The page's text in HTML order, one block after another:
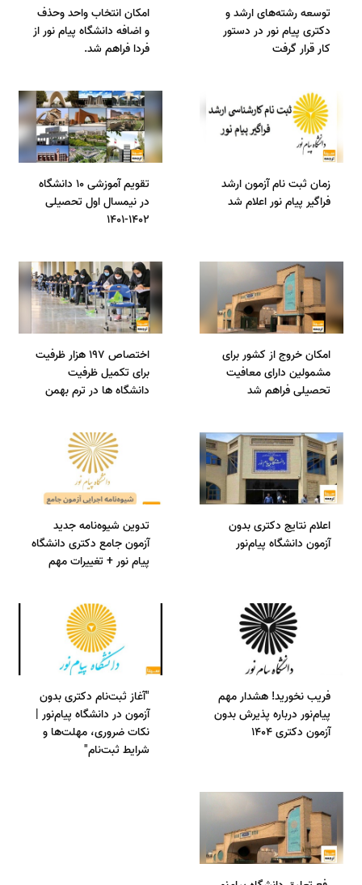
توسعه رشته‌های ارشد و
دکتری پیام نور در دستور
کار قرار گرفت
امکان انتخاب واحد وحذف
و اضافه دانشگاه پیام نور از
فردا فراهم شد.
زمان ثبت نام آزمون ارشد
فراگیر پیام نور اعلام شد
تقویم آموزشی 10 دانشگاه
در نیمسال اول تحصیلی
1402-1401
امکان خروج از کشور برای
مشمولین دارای معافیت
تحصیلی فراهم شد
اختصاص 197 هزار ظرفیت
برای تکمیل ظرفیت
دانشگاه ها در ترم بهمن
اعلام نتایج دکتری بدون
آزمون دانشگاه پیام‌نور
تدوین شیوه‌نامه جدید
آزمون جامع دکتری دانشگاه
پیام نور + تغییرات مهم
فریب نخورید! هشدار مهم
پیام‌نور درباره پذیرش بدون
آزمون دکتری 1404
"آغاز ثبت‌نام دکتری بدون
آزمون در دانشگاه پیام‌نور |
نکات ضروری، مهلت‌ها و
شرایط ثبت‌نام"